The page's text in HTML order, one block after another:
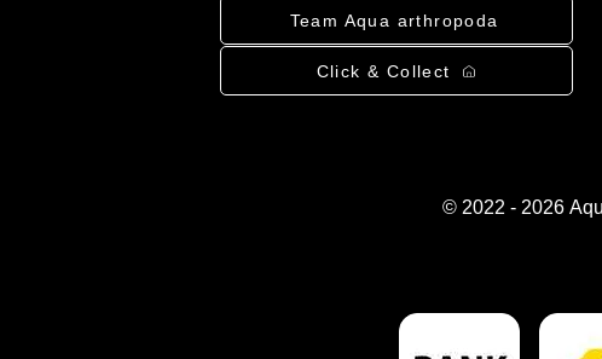
Team Aqua arthropoda
Click & Collect
© 2022 - 2026